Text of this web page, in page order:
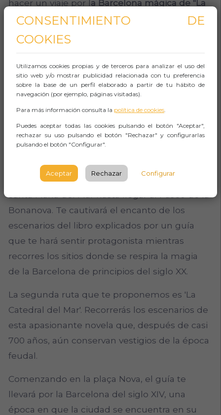
hacer un viaje por l a Barcelona mágica de "La
Sombra del Viento" y la Barcelona fantástica
de "La Catedral del Mar".
VENTAJAS:
Te proponemos dos rutas literarias con la
ciudad de Barcelona como protagonista.
Viento', donde pasearás por los escenarios de
los Sempere y Julián Carax, la Rambla de Santa
Mónica, la Plaza Real, la calle del Call, la
Baixada de la Llibreteria y la esplendorosa
Bonanova. Te cautivará el encanto de los
escenarios del libro explicados por un guía
que te hará sentir protagonista mientras
recorres los sitios donde se respira la magia
de la Barcelona de principios del siglo XX.
La segunda ruta que te proponemos es 'La
Catedral del Mar'. Recorrerás los escenarios de
esta apasionante novela que, después de casi
700 años, aún conservan vestigios de la época
feudal.
Comenzando en la plaça Nova, el guía te
llevará por la Barcelona del siglo XIV, una
época en que la ciudad se encuentra en su
CONSENTIMIENTO DE
COOKIES
Utilizamos cookies propias y de terceros para analizar el uso del
sitio web y/o mostrar publicidad relacionada con tu preferencia
sobre la base de un perfil elaborado a partir de tu hábito de
navegación (por ejemplo, páginas visitadas).
Para más información consulta la política de cookies.
Puedes aceptar todas las cookies pulsando el botón "Aceptar",
rechazar su uso pulsando el botón "Rechazar" y configurarlas
pulsando el botón "Configurar".
Aceptar Rechazar Configurar